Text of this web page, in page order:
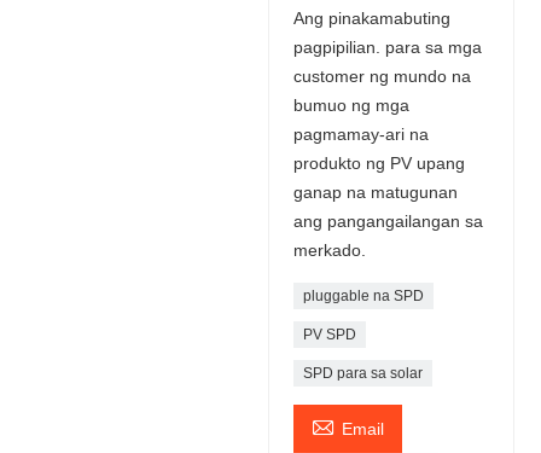
Ang pinakamabuting
pagpipilian. para sa mga
customer ng mundo na
bumuo ng mga
pagmamay-ari na
produkto ng PV upang
ganap na matugunan
ang pangangailangan sa
merkado.
pluggable na SPD
PV SPD
SPD para sa solar
 Email